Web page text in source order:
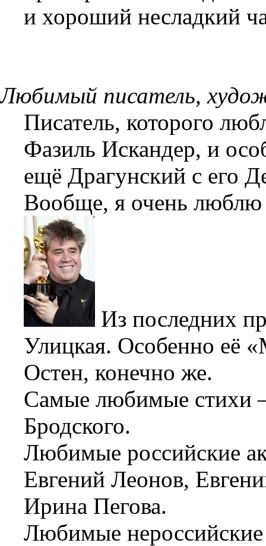
и хороший несладкий
Любимый писатель,
Писатель, которого
Фазиль Искандер, и
ещё Драгунский с его
Вообще, я очень
Из последних
Улицкая. Особенно её
Остен, конечно же.
Самые любимые стихи
Бродского.
Любимые российские
Евгений Леонов,
Ирина Пегова.
Любимые